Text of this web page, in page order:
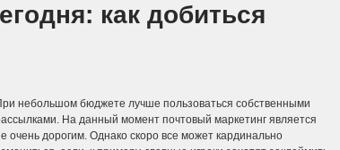
как добиться
небольшом бюджете лучше пользоваться собственными
На данный момент почтовый маркетинг является
очень дорогим. Однако скоро все может кардинально